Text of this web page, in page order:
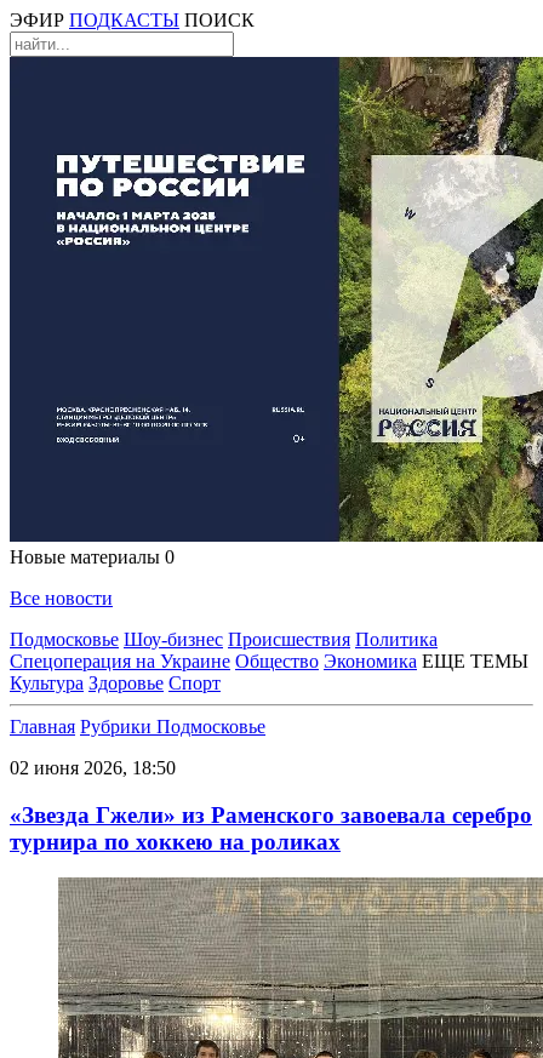
ЭФИР ПОДКАСТЫ ПОИСК
Новые материалы 0
Все новости
Подмосковье Шоу-бизнес Происшествия Политика
Спецоперация на Украине Общество Экономика ЕЩЕ ТЕМЫ
Культура Здоровье Спорт
Главная Рубрики Подмосковье
02 июня 2026, 18:50
«Звезда Гжели» из Раменского завоевала серебро
турнира по хоккею на роликах